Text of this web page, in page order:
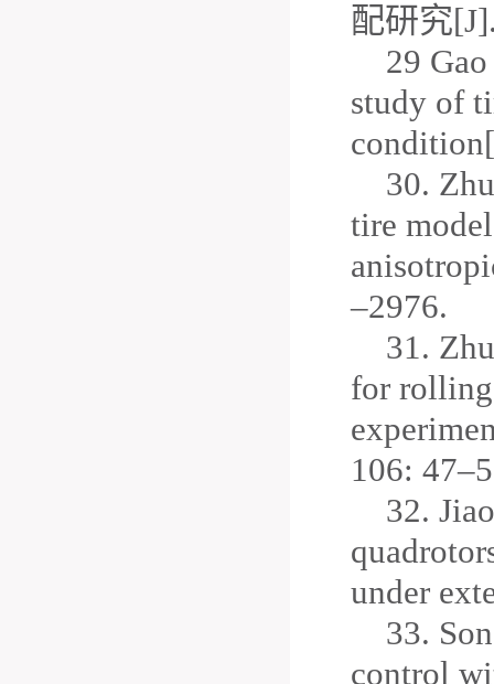
配研究
29
study of
30.
tire
–2976.
31.
for rolling
106:
32.
under
33.
control